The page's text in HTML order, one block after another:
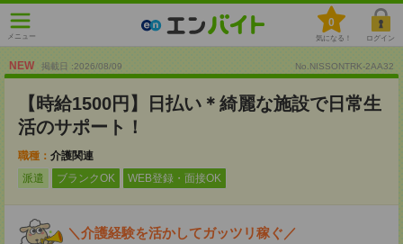
メニュー
0
気になる！ ログイン
NEW 掲載日 :2026/08/09 No.NISSONTRK-2AA32
【時給1500円】日払い＊綺麗な施設で日常生
活のサポート！
職種： 介護関連
派遣
ブランクOK WEB登録・面接OK
＼介護経験を活かしてガッツリ稼ぐ／